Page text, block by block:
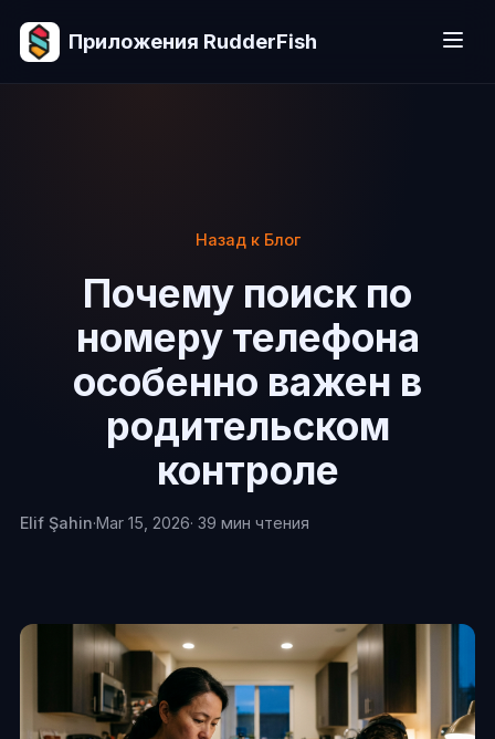
Приложения RudderFish
Назад к Блог
Почему поиск по
номеру телефона
особенно важен в
родительском
контроле
Elif Şahin·Mar 15, 2026· 39 мин чтения